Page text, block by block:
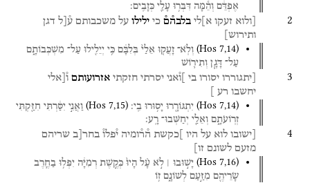
אֶפְדֵּ֔ם וְהֵ֕מָּה דִּבְּר֥וּ עָלַ֖י כְּזָבִֽים׃
2 [ולוא זעקו א]לי בלבה֯ם֯ כי ילילו על משכבותם ע֯[ל דגן
ותירוש]
(Hos 7,14) וְלֹֽא־ זָעֲק֤וּ אֵלַי֙ בְּלִבָּ֔ם כִּ֥י יְיֵלִ֖ילוּ עַל־ מִשְׁכְּבוֹתָ֑ם
עַל־ דָּגָ֧ן וְתִיר֛וֹשׁ
3 [יתגוררו יסורו בי ]ו֯אני יסרתי חזקתי אזרועותם ו֯[אלי
יחשבו רע
(Hos 7,14) יִתְגּוֹרָ֖רוּ יָס֥וּרוּ בִֽי׃ (Hos 7,15) וַאֲנִ֣י יִסַּ֔רְתִּי חִזַּ֖קְתִּי
זְרֽוֹעֹתָ֑ם וְאֵלַ֖י יְחַשְּׁבוּ־ רָֽע׃
4 [ישובו לוא על היו ]כקשת ה֯ר֯ומיה י֯פלו֯ בחר[ב שריהם
מזעם לשונם זו]
(Hos 7,16) יָשׁ֣וּבוּ ׀ לֹ֣א עָ֗ל הָיוּ֙ כְּקֶ֣שֶׁת רְמִיָּ֔ה יִפְּל֥וּ בַחֶ֛רֶב
שָׂרֵיהֶ֖ם מִזַּ֣עַם לְשׁוֹנָ֑ם ז֥וֹ